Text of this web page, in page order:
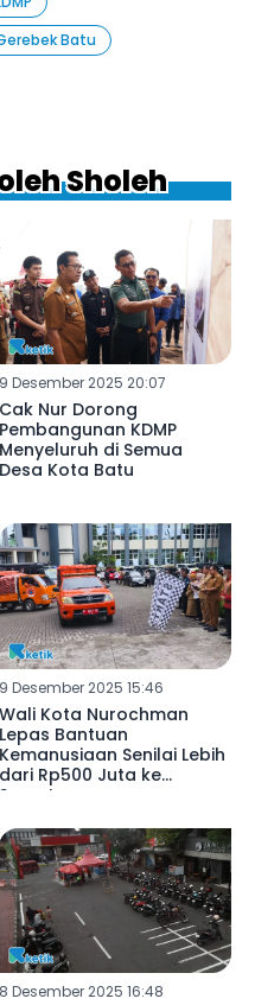
Batu
Sholeh
9 Desember 2025 20:07
Cak Nur Dorong
Pembangunan KDMP
Menyeluruh di Semua
Desa Kota Batu
9 Desember 2025 15:46
Wali Kota Nurochman
Lepas Bantuan
Kemanusiaan Senilai Lebih
dari Rp500 Juta ke
Sumatera
8 Desember 2025 16:48